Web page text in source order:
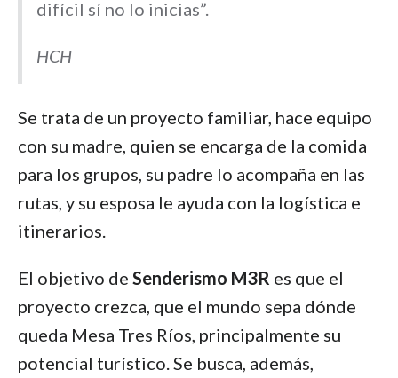
difícil sí no lo inicias”.
HCH
Se trata de un proyecto familiar, hace equipo
con su madre, quien se encarga de la comida
para los grupos, su padre lo acompaña en las
rutas, y su esposa le ayuda con la logística e
itinerarios.
El objetivo de Senderismo M3R es que el
proyecto crezca, que el mundo sepa dónde
queda Mesa Tres Ríos, principalmente su
potencial turístico. Se busca, además,